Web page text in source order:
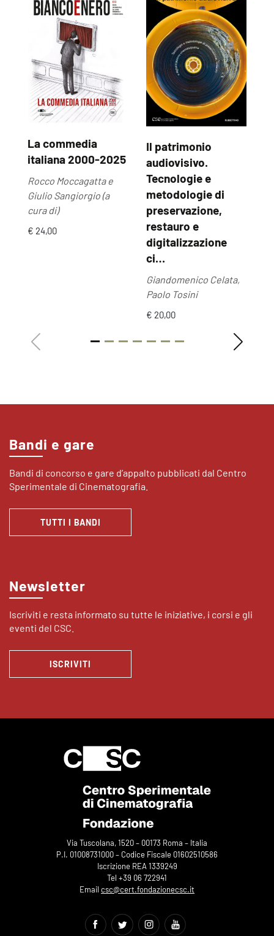
La commedia
italiana 2000-2025
Rocco Moccagatta e
Giulio Sangiorgio (a
cura di)
€ 24,00
Il patrimonio
audiovisivo.
Tecnologie e
metodologie di
preservazione,
restauro e
digitalizzazione
ci…
Giandomenico Celata,
Paolo Tosini
€ 20,00
Bandi e gare
Bandi di concorso e gare d’appalto pubblicati dal Centro
Sperimentale di Cinematografia.
TUTTI I BANDI
Newsletter
Iscriviti e resta informato su tutte le iniziative, i corsi e gli
eventi del CSC.
ISCRIVITI
Via Tuscolana, 1520 – 00173 Roma – Italia
P.I. 01008731000 – Codice Fiscale 01602510586
Iscrizione REA 1339249
Tel +39 06 722941
Email csc@cert.fondazionecsc.it